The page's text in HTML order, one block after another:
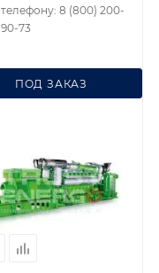
ПОД ЗАКАЗ
телефону: 8 (800) 200-
90-73